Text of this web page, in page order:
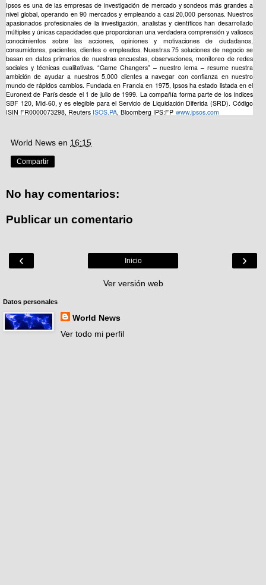
Ipsos es una de las empresas de investigación de mercado y sondeos más grandes a
nivel global, operando en 90 mercados y empleando a casi 20,000 personas. Nuestros
apasionados profesionales de la investigación, analistas y científicos han desarrollado
múltiples y únicas capacidades que proporcionan una verdadera comprensión y valiosos
conocimientos sobre las acciones, opiniones y motivaciones de ciudadanos,
consumidores, pacientes, clientes o empleados. Nuestras 75 soluciones de negocio se
basan en datos primarios de nuestras encuestas, observaciones, monitoreo de redes
sociales y técnicas cualitativas. “Game Changers” – nuestro lema – resume nuestra
ambición de ayudar a nuestros 5,000 clientes a navegar con confianza en nuestro
mundo de rápidos cambios. Fundada en Francia en 1975, Ipsos ha estado listada en el
Euronext de París desde el 1 de julio de 1999. La compañía forma parte de los índices
SBF 120, Mid-60, y es elegible para el Servicio de Liquidación Diferida (SRD). Código
ISIN FR0000073298, Reuters ISOS.PA, Bloomberg IPS:FP www.ipsos.com
World News en 16:15
Compartir
No hay comentarios:
Publicar un comentario
‹ ›
Inicio
Ver versión web
Datos personales
World News
Ver todo mi perfil